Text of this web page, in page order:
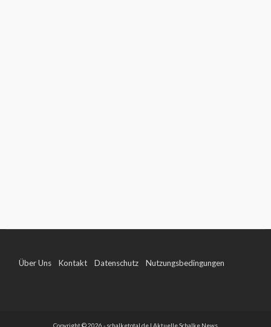
Über Uns Kontakt Datenschutz Nutzungsbedingungen
Copyright © 2026 - schalketotal.de | Aktuelle Schalke News